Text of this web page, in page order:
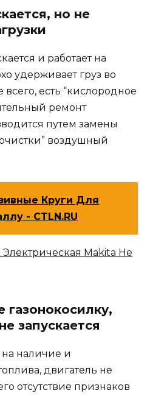
но не
и работает на
удерживает груз во
есть “кислородное
ремонт
путем замены
воздушный
Круги Для
- CTLN.RU
Makita Не
газонокосилку,
запускается
на наличие и
двигатель не
отсутствие признаков